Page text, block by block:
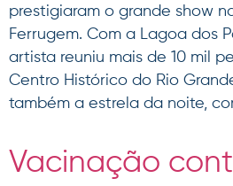
prestigiaram o grande show
Ferrugem. Com a Lagoa dos
artista reuniu mais de 10 mil
Centro Histórico do Rio
também a estrela da noite,
Vacinação